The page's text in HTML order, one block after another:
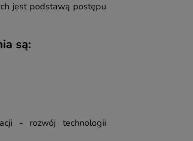
jest podstawą postępu
są:
- rozwój technologii